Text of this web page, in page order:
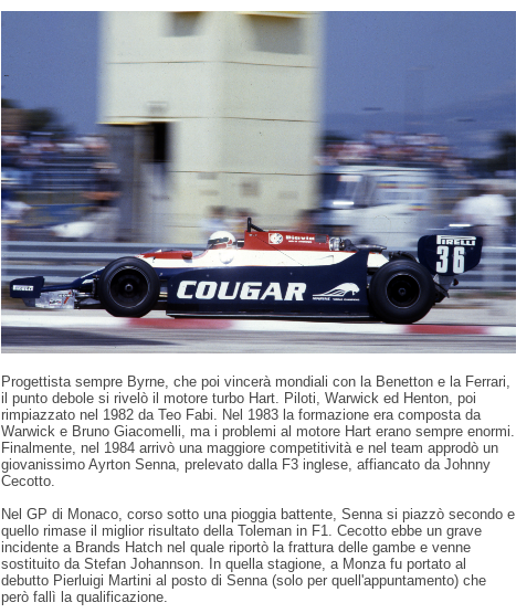
Progettista sempre Byrne, che poi vincerà mondiali con la Benetton e la Ferrari,
il punto debole si rivelò il motore turbo Hart. Piloti, Warwick ed Henton, poi
rimpiazzato nel 1982 da Teo Fabi. Nel 1983 la formazione era composta da
Warwick e Bruno Giacomelli, ma i problemi al motore Hart erano sempre enormi.
Finalmente, nel 1984 arrivò una maggiore competitività e nel team approdò un
giovanissimo Ayrton Senna, prelevato dalla F3 inglese, affiancato da Johnny
Cecotto.
Nel GP di Monaco, corso sotto una pioggia battente, Senna si piazzò secondo e
quello rimase il miglior risultato della Toleman in F1. Cecotto ebbe un grave
incidente a Brands Hatch nel quale riportò la frattura delle gambe e venne
sostituito da Stefan Johannson. In quella stagione, a Monza fu portato al
debutto Pierluigi Martini al posto di Senna (solo per quell'appuntamento) che
però fallì la qualificazione.